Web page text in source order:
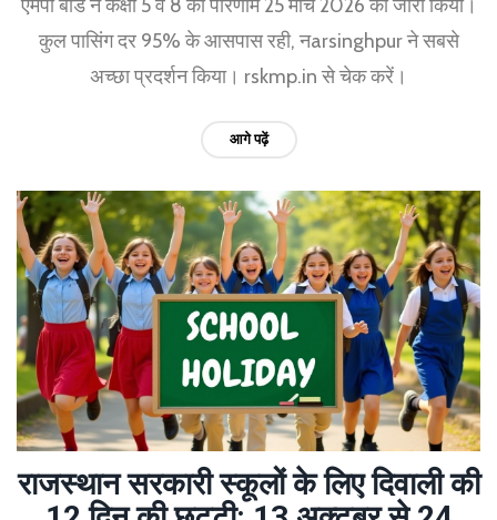
एमपी बोर्ड ने कक्षा 5 व 8 का परिणाम 25 मार्च 2026 को जारी किया।
कुल पासिंग दर 95% के आसपास रही, नarsinghpur ने सबसे
अच्छा प्रदर्शन किया। rskmp.in से चेक करें।
आगे पढ़ें
राजस्थान सरकारी स्कूलों के लिए दिवाली की